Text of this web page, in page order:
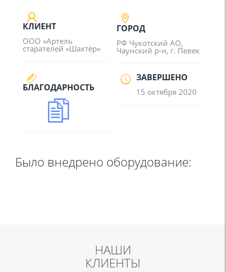
КЛИЕНТ
ООО «Артель
старателей «Шахтёр»
ГОРОД
РФ Чукотский АО,
Чаунский р-н, г. Певек
БЛАГОДАРНОСТЬ
ЗАВЕРШЕНО
15 октября 2020
Было внедрено оборудование:
НАШИ
КЛИЕНТЫ